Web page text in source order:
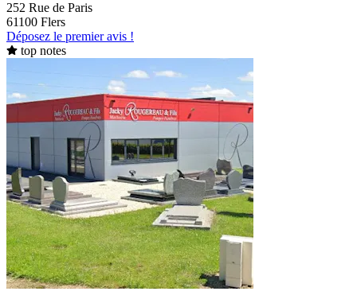
252 Rue de Paris
61100 Flers
Déposez le premier avis !
top notes